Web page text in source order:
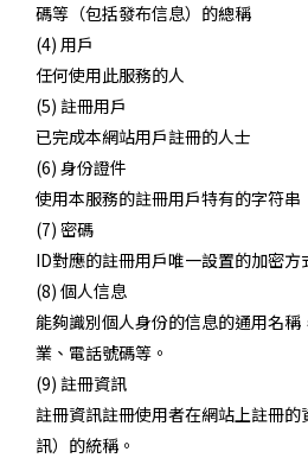
碼等（包括發布信息）的總稱
(4) 用戶
任何使用此服務的人
(5) 註冊用戶
已完成本網站用戶註冊的人士
(6) 身份證件
使用本服務的註冊用戶特有的字符串
(7) 密碼
ID對應的註冊用戶唯一設置的加密方
(8) 個人信息
能夠識別個人身份的信息的通用名
業、電話號碼等。
(9) 註冊資訊
註冊資訊註冊使用者在網站上註冊
訊）的統稱。